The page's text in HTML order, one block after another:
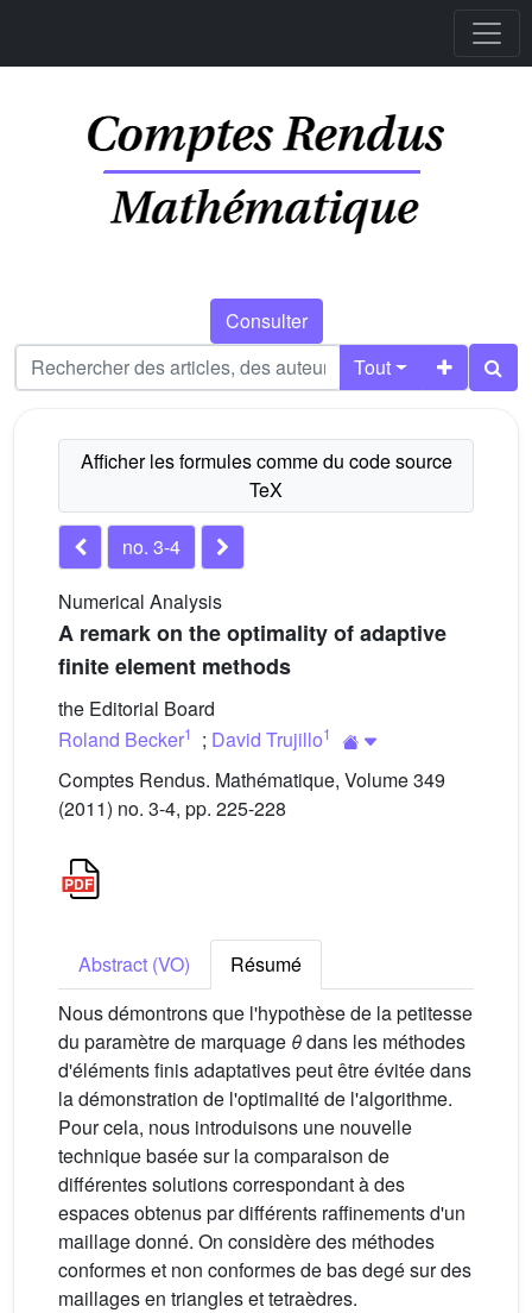
Consulter
Tout
no. 3-4
Numerical Analysis
A remark on the optimality of adaptive
finite element methods
the Editorial Board
Roland Becker1 ; David Trujillo1
Comptes Rendus. Mathématique, Volume 349
(2011) no. 3-4, pp. 225-228
Abstract (VO)
Résumé
Nous démontrons que l'hypothèse de la petitesse
du paramètre de marquage θdans les méthodes
d'éléments finis adaptatives peut être évitée dans
la démonstration de l'optimalité de l'algorithme.
Pour cela, nous introduisons une nouvelle
technique basée sur la comparaison de
différentes solutions correspondant à des
espaces obtenus par différents raffinements d'un
maillage donné. On considère des méthodes
conformes et non conformes de bas degé sur des
maillages en triangles et tetraèdres.